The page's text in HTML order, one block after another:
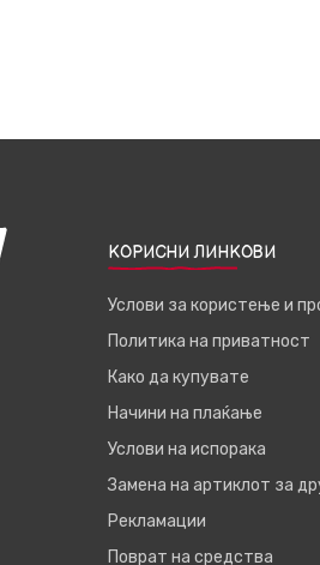
КОРИСНИ ЛИНКОВИ
Услови за користење и
Политика на приватност
Како да купувате
Начини на плаќање
Услови на испорака
Замена на артиклот за
Рекламации
Поврат на средства